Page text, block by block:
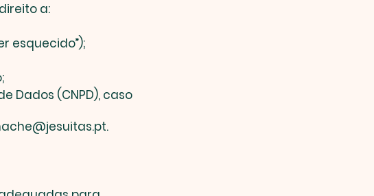
a:
esquecido”);
Dados (CNPD), caso
.